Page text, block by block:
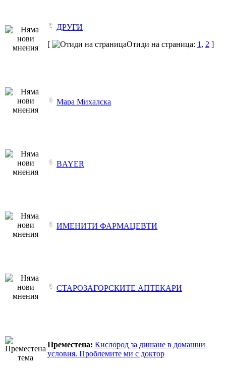
ДРУГИ
[
Отиди на страница: 1 , 2 ]
Мара Михалска
BAYER
ИМЕНИТИ ФАРМАЦЕВТИ
СТАРОЗАГОРСКИТЕ АПТЕКАРИ
Преместена: Кислород за дишане в домашни
условия. Проблемите ми с доктор